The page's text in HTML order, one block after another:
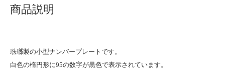
商品説明
琺瑯製の小型ナンバープレートです。
白色の楕円形に95の数字が黒色で表示されています。